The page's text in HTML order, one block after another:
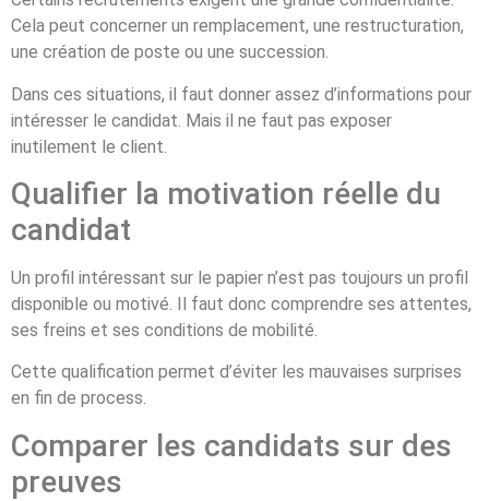
Cela peut concerner un remplacement, une restructuration,
une création de poste ou une succession.
Dans ces situations, il faut donner assez d’informations pour
intéresser le candidat. Mais il ne faut pas exposer
inutilement le client.
Qualifier la motivation réelle du
candidat
Un profil intéressant sur le papier n’est pas toujours un profil
disponible ou motivé. Il faut donc comprendre ses attentes,
ses freins et ses conditions de mobilité.
Cette qualification permet d’éviter les mauvaises surprises
en fin de process.
Comparer les candidats sur des
preuves